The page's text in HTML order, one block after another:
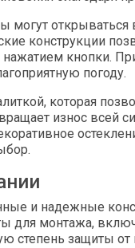
могут
конструкции
кнопки.
погоду.
которая
износ всей
и надежные
для монтажа,
степень защиты